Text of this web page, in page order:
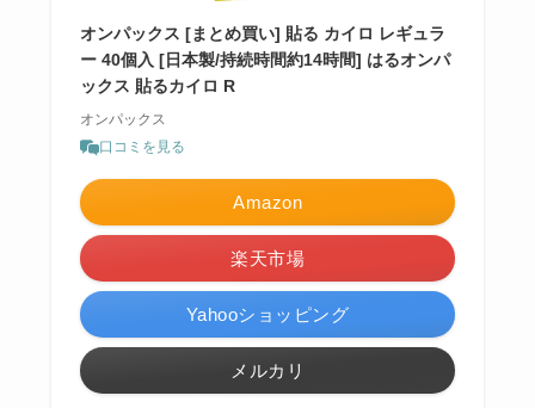
オンパックス [まとめ買い] 貼る カイロ レギュラ
ー 40個入 [日本製/持続時間約14時間] はるオンパ
ックス 貼るカイロ R
オンパックス
口コミを見る
Amazon
楽天市場
Yahooショッピング
メルカリ